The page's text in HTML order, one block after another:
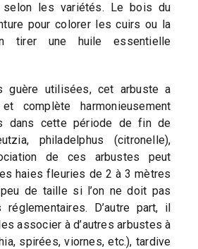
les variétés. Le bois du
pour colorer les cuirs ou la
tirer une huile essentielle
guère utilisées, cet arbuste a
complète harmonieusement
dans cette période de fin de
philadelphus (citronelle),
de ces arbustes peut
haies fleuries de 2 à 3 mètres
de taille si l’on ne doit pas
D’autre part, il
associer à d’autres arbustes à
spirées, viornes, etc.), tardive